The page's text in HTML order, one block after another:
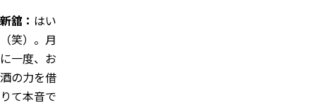
新舘： はい
（笑）。月
に一度、お
酒の力を借
りて本音で